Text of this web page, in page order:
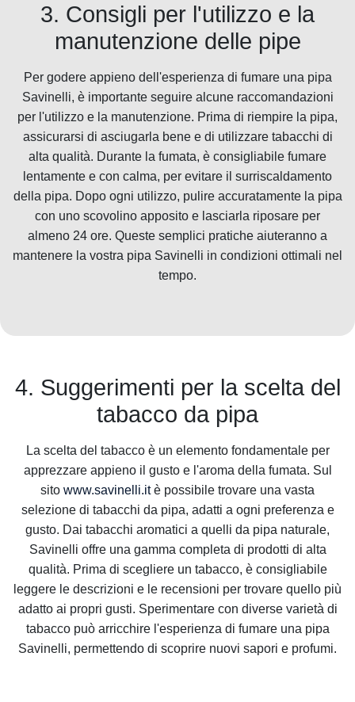
3. Consigli per l'utilizzo e la
manutenzione delle pipe
Per godere appieno dell'esperienza di fumare una pipa
Savinelli, è importante seguire alcune raccomandazioni
per l'utilizzo e la manutenzione. Prima di riempire la pipa,
assicurarsi di asciugarla bene e di utilizzare tabacchi di
alta qualità. Durante la fumata, è consigliabile fumare
lentamente e con calma, per evitare il surriscaldamento
della pipa. Dopo ogni utilizzo, pulire accuratamente la pipa
con uno scovolino apposito e lasciarla riposare per
almeno 24 ore. Queste semplici pratiche aiuteranno a
mantenere la vostra pipa Savinelli in condizioni ottimali nel
tempo.
4. Suggerimenti per la scelta del
tabacco da pipa
La scelta del tabacco è un elemento fondamentale per
apprezzare appieno il gusto e l'aroma della fumata. Sul
sito www.savinelli.itè possibile trovare una vasta
selezione di tabacchi da pipa, adatti a ogni preferenza e
gusto. Dai tabacchi aromatici a quelli da pipa naturale,
Savinelli offre una gamma completa di prodotti di alta
qualità. Prima di scegliere un tabacco, è consigliabile
leggere le descrizioni e le recensioni per trovare quello più
adatto ai propri gusti. Sperimentare con diverse varietà di
tabacco può arricchire l'esperienza di fumare una pipa
Savinelli, permettendo di scoprire nuovi sapori e profumi.